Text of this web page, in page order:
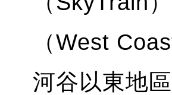
（West
河谷以東地